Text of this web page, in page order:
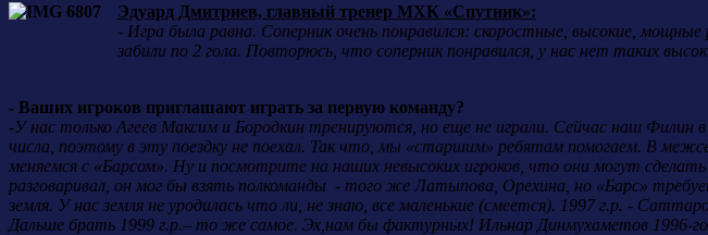
Эдуард Дмитриев, главный тренер МХК «Спутник»:
- Игра была равна. Соперник очень понравился: скоростные, высокие,
забили по 2 гола. Повторюсь, что соперник понравился, у нас нет таких
- Ваших игроков приглашают играть за первую команду?
-У нас только Агеев Максим и Бородкин тренируются, но еще не играли. Сейчас наш
числа, поэтому в эту поездку не поехал. Так что, мы «старшим» ребятам помогаем. В
меняемся с «Барсом». Ну и посмотрите на наших невысоких игроков, что они могут
разговаривал, он мог бы взять полкоманды - того же Латыпова, Орехина, но «Барс»
земля. У нас земля не уродилась что ли, не знаю, все маленькие (смеется). 1997 г.р. -
Дальше брать 1999 г.р.– то же самое. Эх,нам бы фактурных! Ильнар Динмухаметов 1996-